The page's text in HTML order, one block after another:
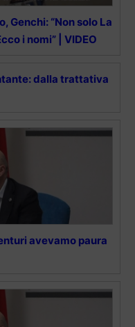
Genchi: “Non solo La
i nomi” | VIDEO
dalla trattativa
avevamo paura